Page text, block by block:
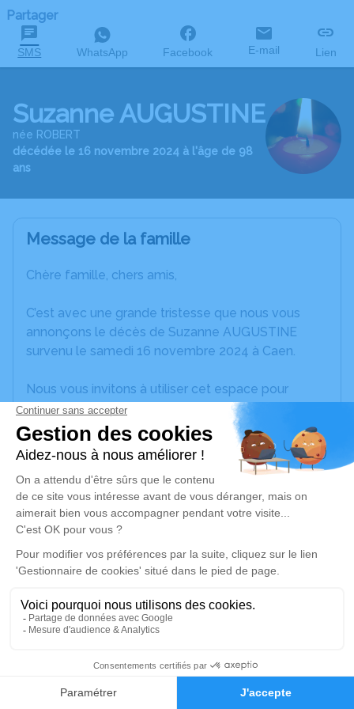
Faire-part Hommages
Partager
SMS WhatsApp Facebook E-mail Lien
Suzanne AUGUSTINE
née ROBERT
décédée le 16 novembre 2024 à l'âge de 98
ans
Message de la famille
Chère famille, chers amis,
C’est avec une grande tristesse que nous vous
annonçons le décès de Suzanne AUGUSTINE
survenu le samedi 16 novembre 2024 à Caen.
Nous vous invitons à utiliser cet espace pour
laisser vos condoléances, partager des photos
souvenirs, une anecdote ou exprimer vos pensées
à travers des poèmes ou des textes. Cet endroit
est un lieu d'expression dédié à honorer la
mémoire de Suzanne AUGUSTINE.
Un service de plantation d’arbre hommage est
disponible ici.
Je rends hommage
Cérémonie religieuse
Église Saint André À Ifs Bourg d'Ifs